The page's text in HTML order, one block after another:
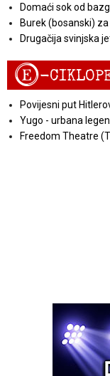
Domaći sok od
Burek (bosanski)
Drugačija svinjska
E-
Povijesni put
Yugo - urbana
Freedom Theatre